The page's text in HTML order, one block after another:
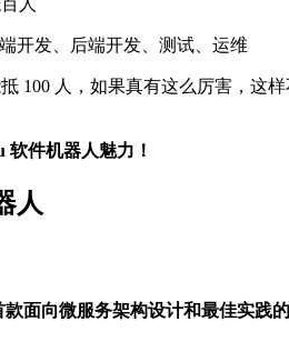
开发、后端开发、测试、运维
100 人，如果真有这么厉害，这
软件机器人魅力！
人
面向微服务架构设计和最佳实践